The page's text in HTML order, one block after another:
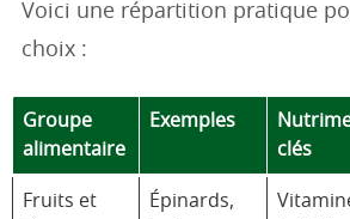
Voici une répartition pratique
choix :
Groupe
alimentaire
Exemples
clés
Fruits et
Épinards,